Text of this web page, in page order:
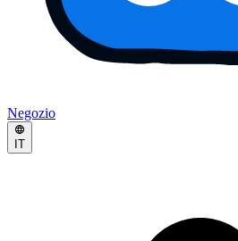
Negozio
IT